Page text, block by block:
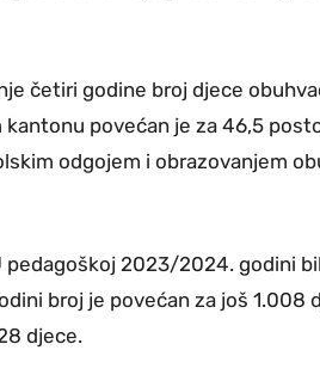
četiri godine broj djece
povećan je za 46,5
odgojem i obrazovanjem
pedagoškoj 2023/2024. godini
broj je povećan za još 1.008
djece.